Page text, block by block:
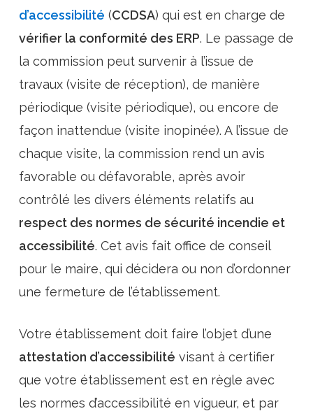
d’accessibilité (CCDSA) qui est en charge de
vérifier la conformité des ERP. Le passage de
la commission peut survenir à l’issue de
travaux (visite de réception), de manière
périodique (visite périodique), ou encore de
façon inattendue (visite inopinée). A l’issue de
chaque visite, la commission rend un avis
favorable ou défavorable, après avoir
contrôlé les divers éléments relatifs au
respect des normes de sécurité incendie et
accessibilité. Cet avis fait office de conseil
pour le maire, qui décidera ou non d’ordonner
une fermeture de l’établissement.
Votre établissement doit faire l’objet d’une
attestation d’accessibilité visant à certifier
que votre établissement est en règle avec
les normes d’accessibilité en vigueur, et par